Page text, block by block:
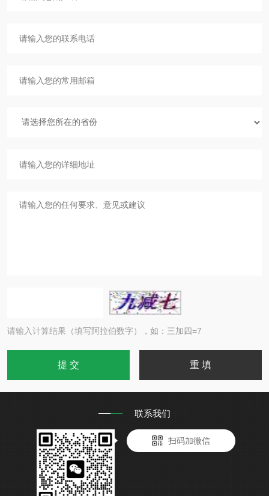
请输入计算结果（填写阿拉伯数字），如：三加四=7
联系我们
扫码加微信